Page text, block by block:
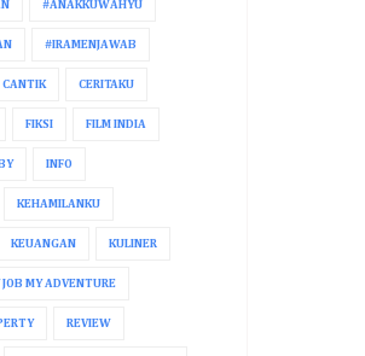
#ANAKKUWAHYU
#IRAMENJAWAB
CANTIK CERITAKU
FIKSI FILM INDIA
INFO
KEHAMILANKU
KEUANGAN KULINER
JOB MY ADVENTURE
REVIEW